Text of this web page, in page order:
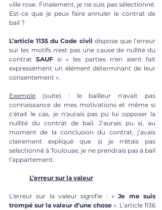
ville rose. Finalement, je ne suis pas sélectionné.
Est-ce que je peux faire annuler le contrat de
bail ?
L’article 1135 du Code civil dispose que l’erreur
sur les motifs n'est pas une cause de nullité du
contrat SAUF si « les parties n'en aient fait
expressément un élément déterminant de leur
consentement ».
Exemple (suite) : le bailleur n'avait pas
connaissance de mes motivations et même si
c'était le cas, je n'aurais pas pu lui opposer la
nullité du contrat de bail. J’aurais pu si, au
moment de la conclusion du contrat, j’avais
clairement expliqué que si je n'étais pas
sélectionné à Toulouse, je ne prendrais pas à bail
l’appartement.
L’erreur sur la valeur
L'erreur sur la valeur signifie : « Je me suis
trompé sur la valeur d’une chose ». L’article 1136